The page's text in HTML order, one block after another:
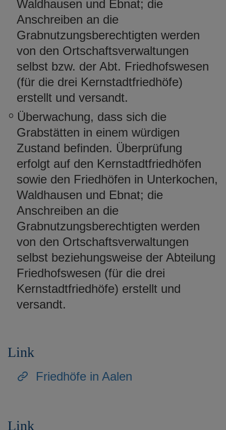
Waldhausen und Ebnat; die
Anschreiben an die
Grabnutzungsberechtigten werden
von den Ortschaftsverwaltungen
selbst bzw. der Abt. Friedhofswesen
(für die drei Kernstadtfriedhöfe)
erstellt und versandt.
Überwachung, dass sich die
Grabstätten in einem würdigen
Zustand befinden. Überprüfung
erfolgt auf den Kernstadtfriedhöfen
sowie den Friedhöfen in Unterkochen,
Waldhausen und Ebnat; die
Anschreiben an die
Grabnutzungsberechtigten werden
von den Ortschaftsverwaltungen
selbst beziehungsweise der Abteilung
Friedhofswesen (für die drei
Kernstadtfriedhöfe) erstellt und
versandt.
Link
Friedhöfe in Aalen
Link